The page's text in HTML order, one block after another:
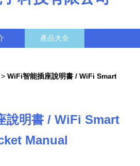
產品大全
> WiFi智能插座說明書 / WiFi Smart
說明書 / WiFi Smart
Manual